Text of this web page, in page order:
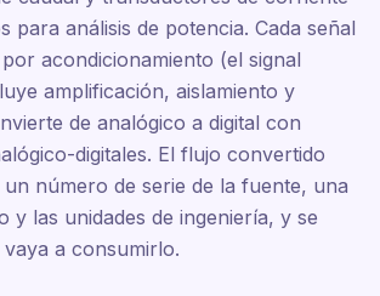
para análisis de potencia. Cada señal
acondicionamiento (el signal
amplificación, aislamiento y
de analógico a digital con
digitales. El flujo convertido
número de serie de la fuente, una
y las unidades de ingeniería, y se
a consumirlo.